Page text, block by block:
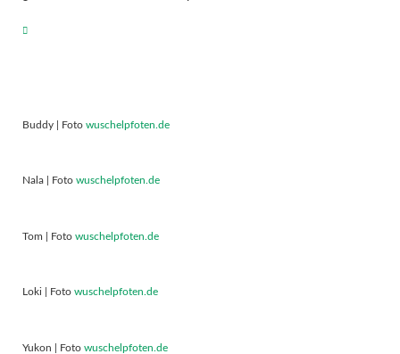
Buddy | Foto wuschelpfoten.de
Nala | Foto wuschelpfoten.de
Tom | Foto wuschelpfoten.de
Loki | Foto wuschelpfoten.de
Yukon | Foto wuschelpfoten.de